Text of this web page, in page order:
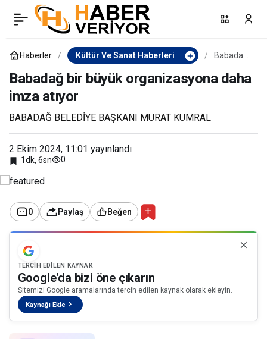
Haberler Kültür Ve Sanat Haberleri
Babadağ
organizas
yona
Babadağ bir büyük organizasyona daha
imza atıyor
BABADAĞ BELEDİYE BAŞKANI MURAT KUMRAL
2 Ekim 2024, 11:01 yayınlandı
1dk, 6sn 0
0 Paylaş Beğen
TERCIH EDILEN KAYNAK
Google'da bizi öne çıkarın
Sitemizi Google aramalarında tercih edilen kaynak olarak ekleyin.
Kaynağı Ekle
Kos’ta dostluk rüzgârı
esti
Paylaş